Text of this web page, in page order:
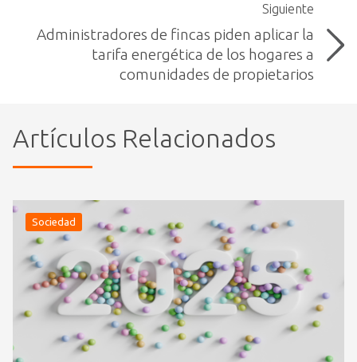
Siguiente
Administradores de fincas piden aplicar la
tarifa energética de los hogares a
comunidades de propietarios
Artículos Relacionados
Sociedad